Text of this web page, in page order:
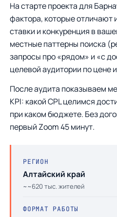
На старте проекта для
фактора, которые отличают
ставки и конкуренция в
местные паттерны поиска
запросы про «рядом» и «с
целевой аудитории по цене
После аудита показываем
KPI: какой CPL целимся
при каком бюджете. Без
первый Zoom 45 минут.
РЕГИОН
Алтайский край
~~620 тыс. жителей
ФОРМАТ РАБОТЫ